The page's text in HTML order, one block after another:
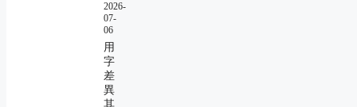
2026-
07-
06
用
字
差
異
其